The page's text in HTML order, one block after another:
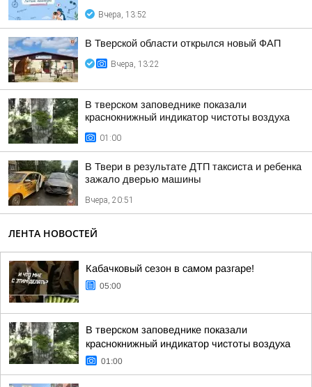
Вчера, 13:52
В Тверской области открылся новый ФАП
Вчера, 13:22
В тверском заповеднике показали
краснокнижный индикатор чистоты воздуха
01:00
В Твери в результате ДТП таксиста и ребенка
зажало дверью машины
Вчера, 20:51
ЛЕНТА НОВОСТЕЙ
Кабачковый сезон в самом разгаре!
05:00
В тверском заповеднике показали
краснокнижный индикатор чистоты воздуха
01:00